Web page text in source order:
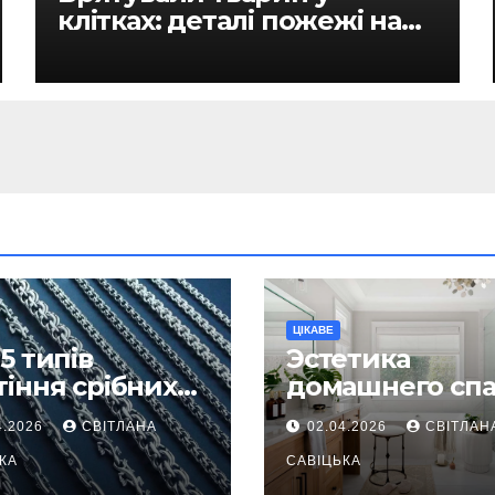
клітках: деталі пожежі на
типів
срібних
які
СВІТЛАНА
ЦІКАВЕ
Эстетика
домашнего
как
ежедневную
гигиену в
02.04.2026
САВІЦЬКА